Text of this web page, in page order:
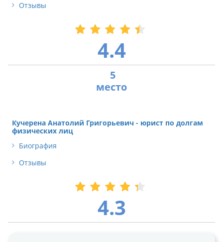
Отзывы
4.4
5
Кучерена Анатолий Григорьевич - юрист по долгам
физических лиц
Биография
Отзывы
4.3